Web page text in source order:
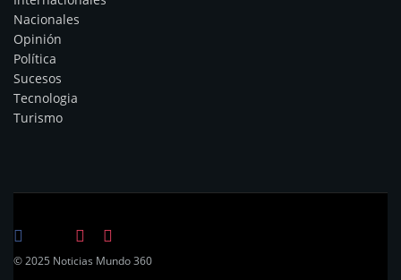
Nacionales
Opinión
Política
Sucesos
Tecnologia
Turismo
© 2025 Noticias Mundo 360